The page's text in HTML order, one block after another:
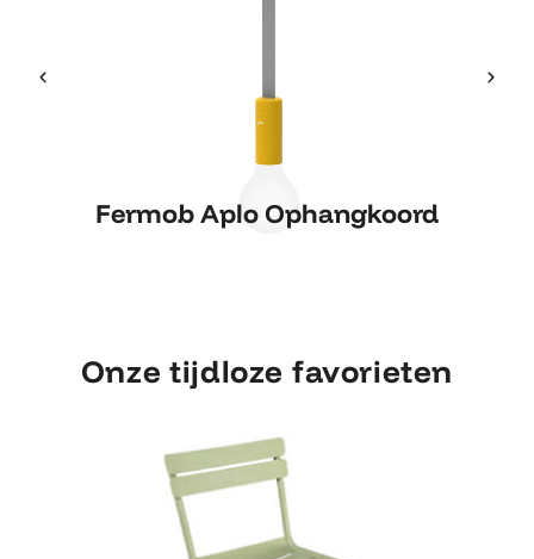
Fermob Aplo Ophangkoord
Fermob Aplo Ophangkoord
Onze tijdloze favorieten